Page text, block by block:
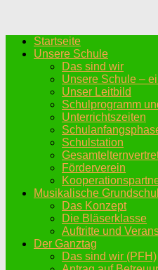
Startseite
Unsere Schule
Das sind wir
Unsere Schule –
Unser Leitbild
Schulprogramm
Unterrichtszeiten
Schulstation
Förderverein
Musikalische
Das Konzept
Die Bläserklasse
Auftritte und
Der Ganztag
Das sind wir (PFH)